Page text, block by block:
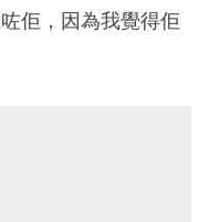
佢，因為我覺得佢